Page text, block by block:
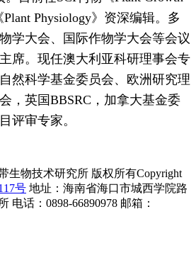
Physiology》资深编辑。多
学大会、国际作物学大会等会议
席。现任澳大利亚科研理事会专
然科学基金委员会、欧洲研究理
，英国BBSRC，加拿大基金委
评审专家。
生物技术研究所 版权所有Copyright
号 地址：海南省海口市城西学院路
电话：0898-66890978 邮箱：